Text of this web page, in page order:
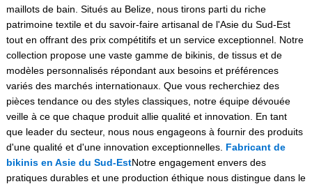
maillots de bain. Situés au Belize, nous tirons parti du riche
patrimoine textile et du savoir-faire artisanal de l'Asie du Sud-Est
tout en offrant des prix compétitifs et un service exceptionnel. Notre
collection propose une vaste gamme de bikinis, de tissus et de
modèles personnalisés répondant aux besoins et préférences
variés des marchés internationaux. Que vous recherchiez des
pièces tendance ou des styles classiques, notre équipe dévouée
veille à ce que chaque produit allie qualité et innovation. En tant
que leader du secteur, nous nous engageons à fournir des produits
d'une qualité et d'une innovation exceptionnelles. Fabricant de
bikinis en Asie du Sud-EstNotre engagement envers des
pratiques durables et une production éthique nous distingue dans le